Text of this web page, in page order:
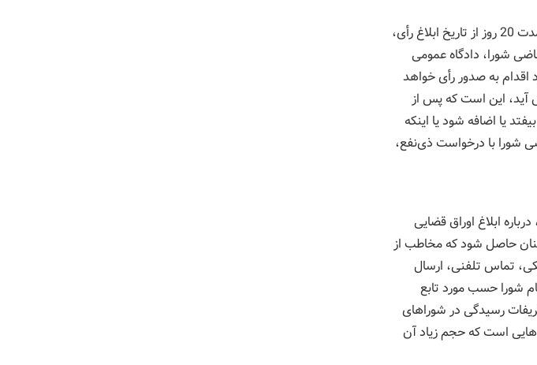
هر کدام از طرفین دعوا در صورتی که حکم یا بخشی از آن علیه وی باشد، می‌تواند ظرف مدت 20 روز از تاریخ ابلاغ رأی،
شورا، دادگاه عمومی
به صدور رأی خواهد
آید، این است که پس از
یا اضافه شود یا اینکه
شورا با درخواست ذی‌نفع،
ابلاغ اوراق قضایی
حاصل شود که مخاطب از
تماس تلفنی، ارسال
شورا حسب مورد تابع
رسیدگی در شوراهای
است که حجم زیاد آن